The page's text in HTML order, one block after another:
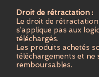
Droit de rétractation :
Le droit de
s’applique pas aux
téléchargés.
Les produits achetés
téléchargements et ne
remboursables.